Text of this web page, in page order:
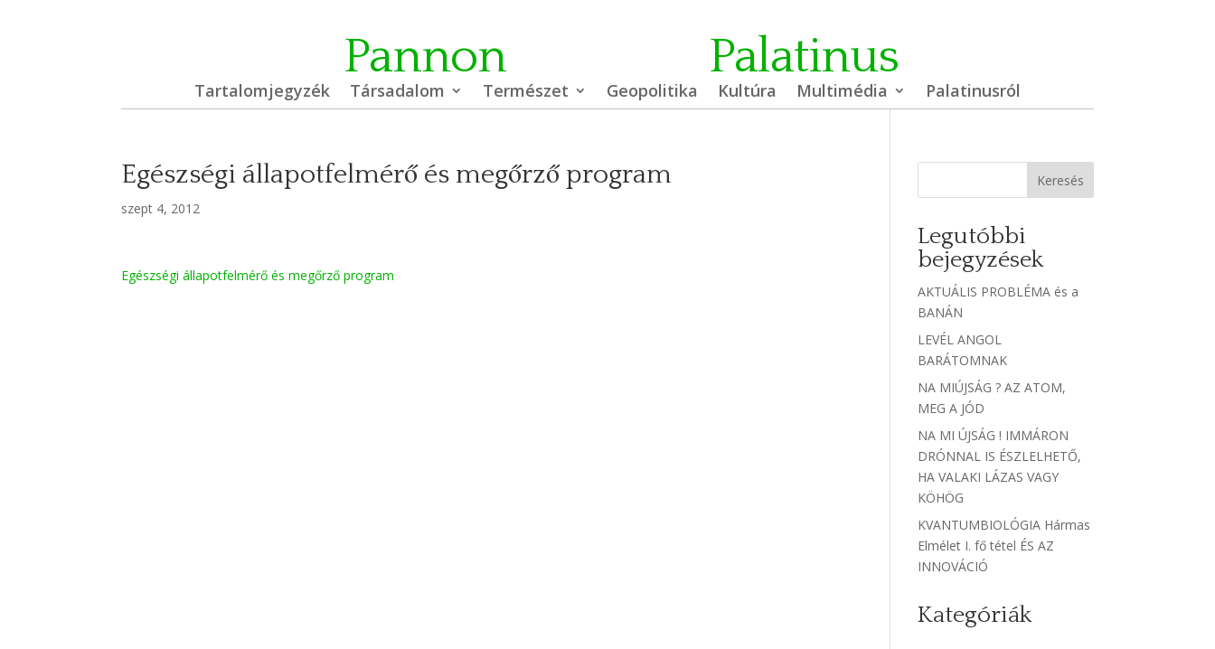
Pannon Palatinus
Tartalomjegyzék Társadalom Természet Geopolitika Kultúra Multimédia Palatinusról
Egészségi állapotfelmérő és megőrző program
szept 4, 2012
Egészségi állapotfelmérő és megőrző program
Keresés
Legutóbbi
bejegyzések
AKTUÁLIS PROBLÉMA és a
BANÁN
LEVÉL ANGOL
BARÁTOMNAK
NA MIÚJSÁG ? AZ ATOM,
MEG A JÓD
NA MI ÚJSÁG ! IMMÁRON
DRÓNNAL IS ÉSZLELHETŐ,
HA VALAKI LÁZAS VAGY
KÖHÖG
KVANTUMBIOLÓGIA Hármas
Elmélet I. fő tétel ÉS AZ
INNOVÁCIÓ
Kategóriák